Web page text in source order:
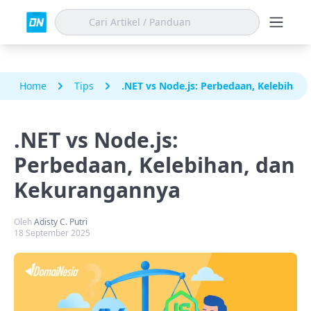
Home Tips .NET vs Node.js: Perbedaan,
.NET vs Node.js:
Perbedaan, Kelebihan, dan
Kekurangannya
OlehAdisty C. Putri
18 September 2025